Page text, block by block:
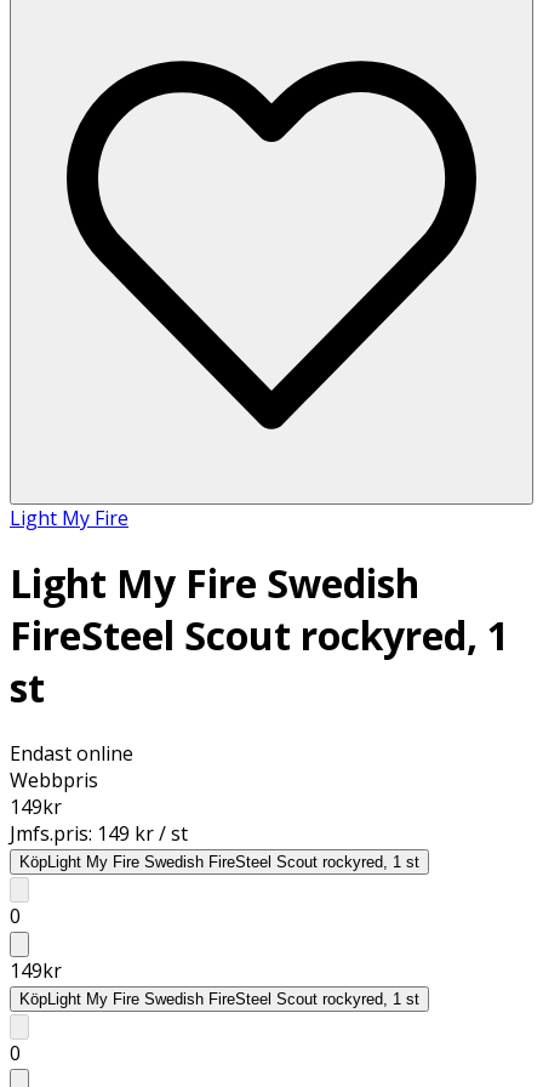
Light My Fire
Light My Fire Swedish
FireSteel Scout rockyred, 1
st
Endast online
Webbpris
149kr
Jmfs.pris: 149 kr / st
KöpLight My Fire Swedish FireSteel Scout rockyred, 1 st
0
149kr
KöpLight My Fire Swedish FireSteel Scout rockyred, 1 st
0